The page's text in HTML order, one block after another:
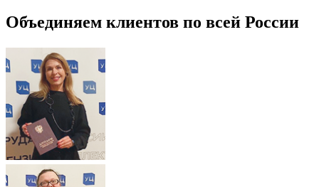
Объединяем клиентов по всей России